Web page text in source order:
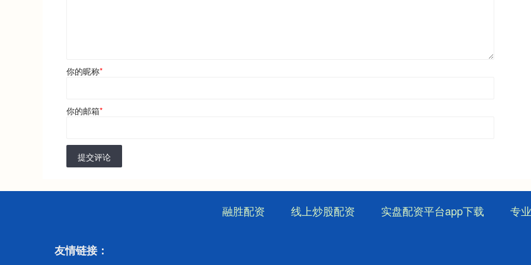
你的昵称*
你的邮箱*
提交评论
融胜配资 线上炒股配资 实盘配资平台app下载 专
友情链接：